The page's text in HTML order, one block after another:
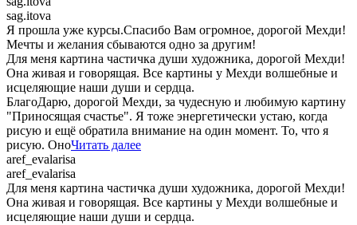
sag.itova
Я прошла уже курсы.Спасибо Вам огромное, дорогой Мехди!
Мечты и желания сбываются одно за другим!
Для меня картина частичка души художника, дорогой Мехди!
Она живая и говорящая. Все картины у Мехди волшебные и
исцеляющие наши души и сердца.
БлагоДарю, дорогой Мехди, за чудесную и любимую картину
"Приносящая счастье". Я тоже энергетически устаю, когда
рисую и ещё обратила внимание на один момент. То, что я
рисую. ОноЧитать далее
aref_evalarisa
aref_evalarisa
Для меня картина частичка души художника, дорогой Мехди!
Она живая и говорящая. Все картины у Мехди волшебные и
исцеляющие наши души и сердца.